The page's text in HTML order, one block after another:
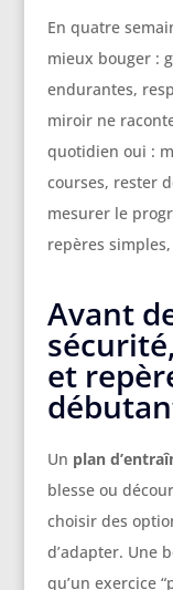
En quatre
mieux bouger :
endurantes,
miroir ne
quotidien oui :
courses, rester
mesurer le
repères
Avant
et
Un plan
blesse ou
choisir des
d’adapter. Une
qu’un exercice